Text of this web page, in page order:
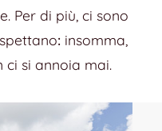
Per di più, ci sono
: insomma,
ci si annoia mai.